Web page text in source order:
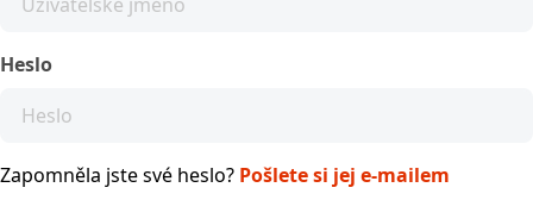
Heslo
Zapomněla jste své heslo? Pošlete si jej e-mailem